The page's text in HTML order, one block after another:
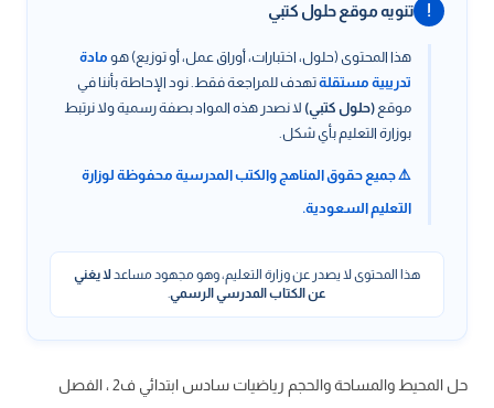
! تنويه موقع حلول كتبي
هذا المحتوى (حلول، اختبارات، أوراق عمل، أو توزيع) هو مادة
تدريبية مستقلةتهدف للمراجعة فقط. نود الإحاطة بأننا في
موقع (حلول كتبي) لا نصدر هذه المواد بصفة رسمية ولا نرتبط
بوزارة التعليم بأي شكل.
⚠️ جميع حقوق المناهج والكتب المدرسية محفوظة لوزارة
التعليم السعودية.
هذا المحتوى لا يصدر عن وزارة التعليم، وهو مجهود مساعدلا يغني
عن الكتاب المدرسي الرسمي.
حل المحيط والمساحة والحجم رياضيات سادس ابتدائي ف2 ، الفصل